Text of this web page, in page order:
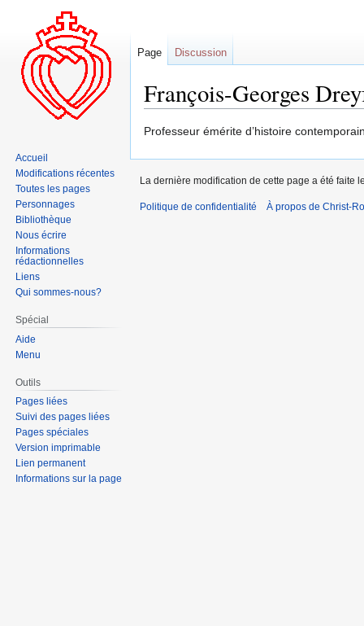
François-Georges
Aller
navigation
Aller
recherche
Professeur émérite d’histoire
Page Discussion
Accueil
Modifications récentes
Toutes les pages
Personnages
Bibliothèque
Nous écrire
Informations
rédactionnelles
Liens
Qui sommes-nous?
Spécial
Aide
Menu
Outils
Pages liées
Suivi des pages liées
Pages spéciales
Version imprimable
Lien permanent
Informations sur la page
La dernière modification de cette page a été faite
Politique de confidentialité À propos de Christ-